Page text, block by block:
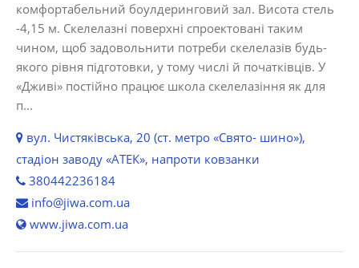
комфортабельний боулдеринговий зал. Висота стель
-4,15 м. Скелелазні поверхні спроектовані таким
чином, щоб задовольнити потреби скелелазів будь-
якого рівня підготовки, у тому числі й початківців. У
«Дживі» постійно працює школа скелелазіння як для
п...
вул. Чистяківська, 20 (ст. метро «Свято- шино»),
стадіон заводу «АТЕК», напроти ковзанки
380442236184
info@jiwa.com.ua
www.jiwa.com.ua